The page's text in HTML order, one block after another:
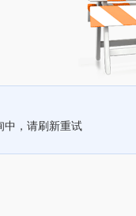
中，请刷新重试